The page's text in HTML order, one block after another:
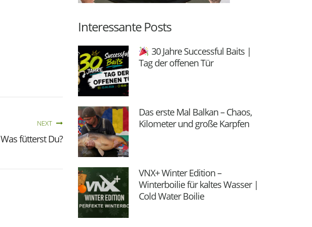
NEXT
Was fütterst Du?
Interessante Posts
30 Jahre Successful Baits |
Tag der offenen Tür
Das erste Mal Balkan – Chaos,
Kilometer und große Karpfen
VNX+ Winter Edition –
Winterboilie für kaltes Wasser |
Cold Water Boilie